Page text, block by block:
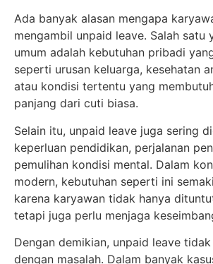
Ada banyak alasan mengapa
mengambil unpaid leave. Salah satu
umum adalah kebutuhan pribadi
seperti urusan keluarga, kesehatan
atau kondisi tertentu yang
panjang dari cuti biasa.
Selain itu, unpaid leave juga sering
keperluan pendidikan, perjalanan
pemulihan kondisi mental. Dalam
modern, kebutuhan seperti ini
karena karyawan tidak hanya
tetapi juga perlu menjaga
Dengan demikian, unpaid leave
dengan masalah. Dalam banyak